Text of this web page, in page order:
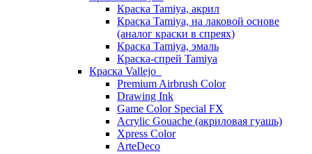
Краска Tamiya, акрил
Краска Tamiya, на лаковой основе
(аналог краски в спреях)
Краска Tamiya, эмаль
Краска-спрей Tamiya
Краска Vallejo
Premium Airbrush Color
Drawing Ink
Game Color Special FX
Acrylic Gouache (акриловая гуашь)
Xpress Color
ArteDeco